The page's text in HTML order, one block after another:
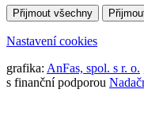
Přijmout všechny
Nastavení cookies
grafika: AnFas, spol. s r. o.
s finanční podporou